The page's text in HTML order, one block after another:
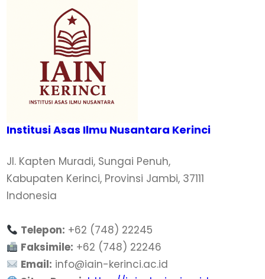
Institusi Asas Ilmu Nusantara Kerinci
Jl. Kapten Muradi, Sungai Penuh,
Kabupaten Kerinci, Provinsi Jambi, 37111
Indonesia
Telepon: +62 (748) 22245
Faksimile: +62 (748) 22246
Email: info@iain-kerinci.ac.id